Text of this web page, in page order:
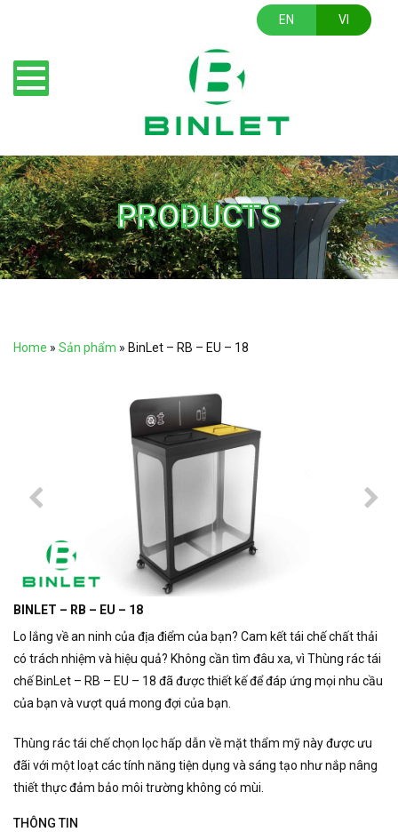
EN VI
PRODUCTS
Home » Sản phẩm » BinLet – RB – EU – 18
BINLET – RB – EU – 18
Lo lắng về an ninh của địa điểm của bạn? Cam kết tái chế chất thải
có trách nhiệm và hiệu quả? Không cần tìm đâu xa, vì Thùng rác tái
chế BinLet – RB – EU – 18 đã được thiết kế để đáp ứng mọi nhu cầu
của bạn và vượt quá mong đợi của bạn.
Thùng rác tái chế chọn lọc hấp dẫn về mặt thẩm mỹ này được ưu
đãi với một loạt các tính năng tiện dụng và sáng tạo như nắp nâng
thiết thực đảm bảo môi trường không có mùi.
THÔNG TIN